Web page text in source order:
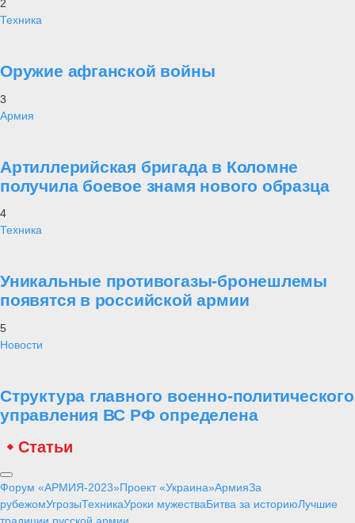
армии Юго-Западного фронта. Части соединения начали свой
заданий бригада награждена орденом Красного Знамени. 5
апреля 1945 года за отличие в боях за овладение городом и
крепостью Познань в ходе Варшавско-Познанской наступательной
операции бригаде присвоено почетное наименование
орденами и медалями СССР.
Проект Украина
«Анти Россия» - неужели это реальность? Как удалось бесполому
и беспринципному Западу отравить сознание нашего брата, купить
трагичность происходящего на Украине, «Военная платформа»
публикует материалы, позволяющие нашим читателям ответить на
событий, удостовериться и укрепиться в правоте и обоснованности
действий России на Украине.
⑬ Неожиданная перспектива для
западной техники
Уроки мужества